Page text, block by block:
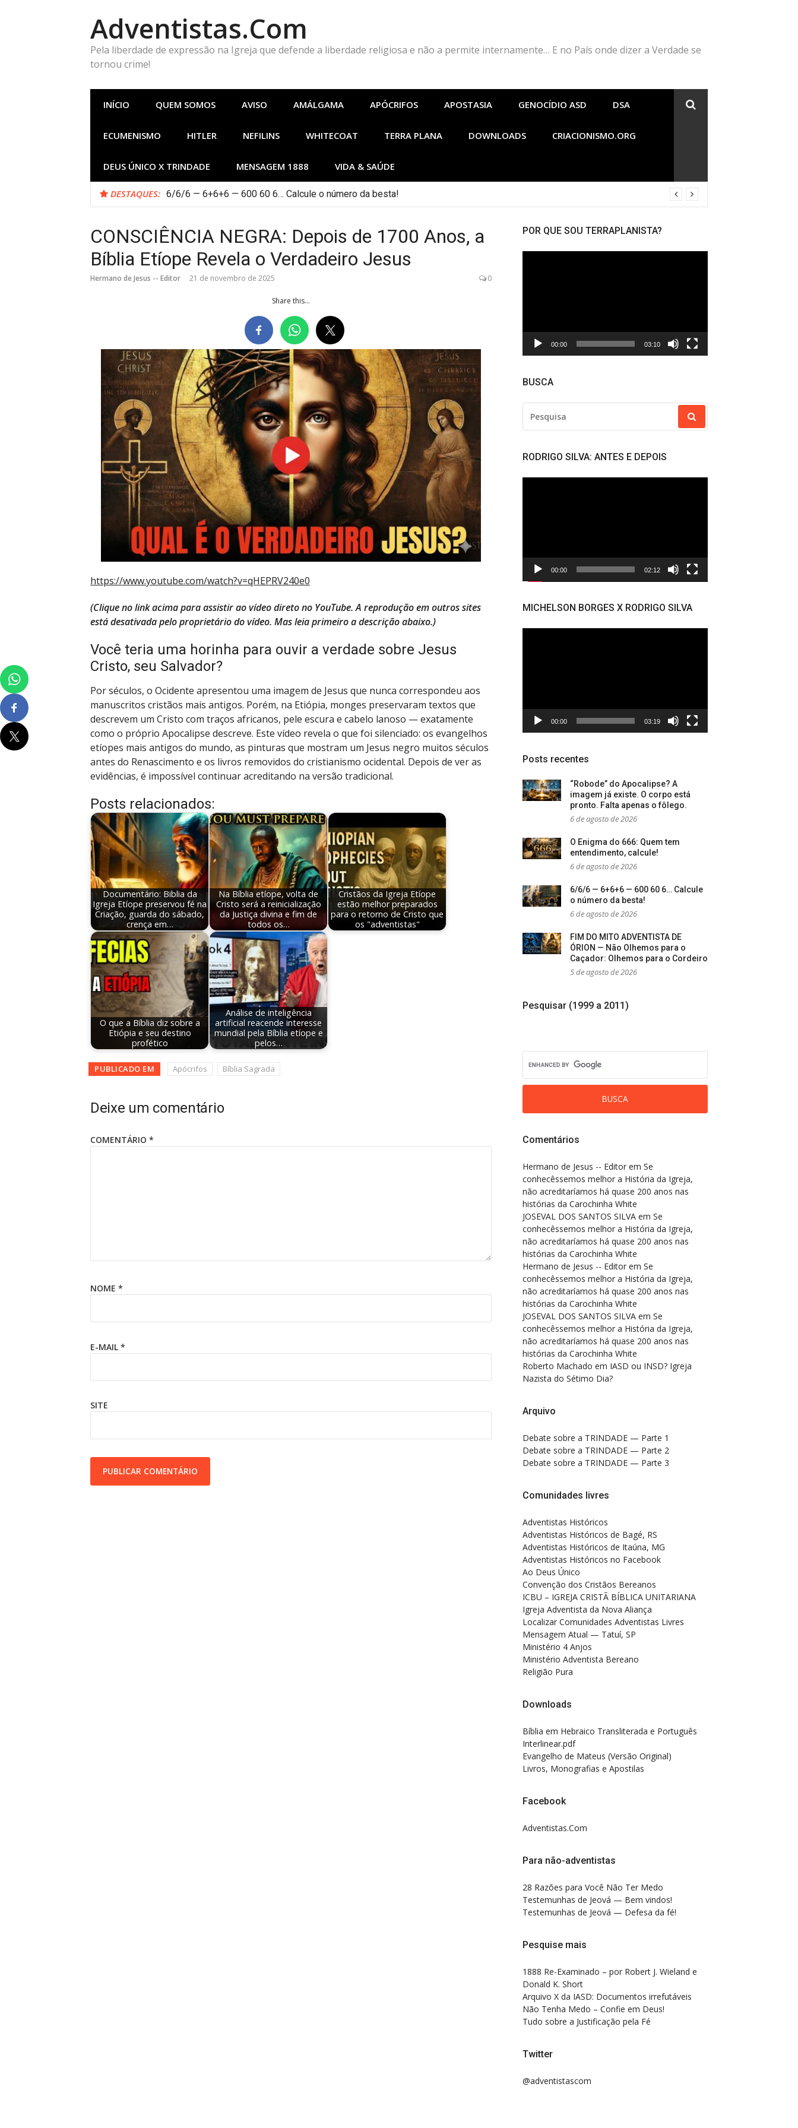
Adventistas.Com
Pela liberdade de expressão na Igreja que defende a liberdade religiosa e não a permite internamente… E no País onde dizer a Verdade se
tornou crime!
INÍCIO QUEM SOMOS AVISO AMÁLGAMA APÓCRIFOS APOSTASIA GENOCÍDIO ASD DSA
ECUMENISMO HITLER NEFILINS WHITECOAT TERRA PLANA DOWNLOADS CRIACIONISMO.ORG
DEUS ÚNICO X TRINDADE MENSAGEM 1888 VIDA & SAÚDE
DESTAQUES: 6/6/6 — 6+6+6 — 600 60 6… Calcule o número da besta!
CONSCIÊNCIA NEGRA: Depois de 1700 Anos, a
Bíblia Etíope Revela o Verdadeiro Jesus
Hermano de Jesus -- Editor 21 de novembro de 2025 0
Share this...
https://www.youtube.com/watch?v=qHEPRV240e0
(Clique no link acima para assistir ao vídeo direto no YouTube. A reprodução em outros sites
está desativada pelo proprietário do vídeo. Mas leia primeiro a descrição abaixo.)
Você teria uma horinha para ouvir a verdade sobre Jesus
Cristo, seu Salvador?
Por séculos, o Ocidente apresentou uma imagem de Jesus que nunca correspondeu aos
manuscritos cristãos mais antigos. Porém, na Etiópia, monges preservaram textos que
descrevem um Cristo com traços africanos, pele escura e cabelo lanoso — exatamente
como o próprio Apocalipse descreve. Este vídeo revela o que foi silenciado: os evangelhos
etíopes mais antigos do mundo, as pinturas que mostram um Jesus negro muitos séculos
antes do Renascimento e os livros removidos do cristianismo ocidental. Depois de ver as
evidências, é impossível continuar acreditando na versão tradicional.
Posts relacionados:
Documentário: Biblia da
Igreja Etíope preservou fé na
Criação, guarda do sábado,
crença em…
Na Bíblia etíope, volta de
Cristo será a reinicialização
da Justiça divina e fim de
todos os…
Cristãos da Igreja Etíope
estão melhor preparados
para o retorno de Cristo que
os "adventistas"
O que a Bíblia diz sobre a
Etiópia e seu destino
profético
Análise de inteligência
artificial reacende interesse
mundial pela Bíblia etíope e
pelos…
PUBLICADO EM Apócrifos Bíblia Sagrada
Deixe um comentário
COMENTÁRIO *
NOME *
E-MAIL *
SITE
POR QUE SOU TERRAPLANISTA?
00:00 03:10
BUSCA
POR:
RODRIGO SILVA: ANTES E DEPOIS
00:00 02:12
MICHELSON BORGES X RODRIGO SILVA
00:00 03:19
Posts recentes
“Robode” do Apocalipse? A
imagem já existe. O corpo está
pronto. Falta apenas o fôlego.
6 de agosto de 2026
O Enigma do 666: Quem tem
entendimento, calcule!
6 de agosto de 2026
6/6/6 — 6+6+6 — 600 60 6… Calcule
o número da besta!
6 de agosto de 2026
FIM DO MITO ADVENTISTA DE
ÓRION — Não Olhemos para o
Caçador: Olhemos para o Cordeiro
5 de agosto de 2026
Pesquisar (1999 a 2011)
Comentários
Hermano de Jesus -- Editor em Se
conhecêssemos melhor a História da Igreja,
não acreditaríamos há quase 200 anos nas
histórias da Carochinha White
JOSEVAL DOS SANTOS SILVA em Se
conhecêssemos melhor a História da Igreja,
não acreditaríamos há quase 200 anos nas
histórias da Carochinha White
Hermano de Jesus -- Editor em Se
conhecêssemos melhor a História da Igreja,
não acreditaríamos há quase 200 anos nas
histórias da Carochinha White
JOSEVAL DOS SANTOS SILVA em Se
conhecêssemos melhor a História da Igreja,
não acreditaríamos há quase 200 anos nas
histórias da Carochinha White
Roberto Machado em IASD ou INSD? Igreja
Nazista do Sétimo Dia?
Arquivo
Debate sobre a TRINDADE — Parte 1
Debate sobre a TRINDADE — Parte 2
Debate sobre a TRINDADE — Parte 3
Comunidades livres
Adventistas Históricos
Adventistas Históricos de Bagé, RS
Adventistas Históricos de Itaúna, MG
Adventistas Históricos no Facebook
Ao Deus Único
Convenção dos Cristãos Bereanos
ICBU – IGREJA CRISTÃ BÍBLICA UNITARIANA
Igreja Adventista da Nova Aliança
Localizar Comunidades Adventistas Livres
Mensagem Atual — Tatuí, SP
Ministério 4 Anjos
Ministério Adventista Bereano
Religião Pura
Downloads
Bíblia em Hebraico Transliterada e Português
Interlinear.pdf
Evangelho de Mateus (Versão Original)
Livros, Monografias e Apostilas
Facebook
Adventistas.Com
Para não-adventistas
28 Razões para Você Não Ter Medo
Testemunhas de Jeová — Bem vindos!
Testemunhas de Jeová — Defesa da fé!
Pesquise mais
1888 Re-Examinado – por Robert J. Wieland e
Donald K. Short
Arquivo X da IASD: Documentos irrefutáveis
Não Tenha Medo – Confie em Deus!
Tudo sobre a Justificação pela Fé
Twitter
@adventistascom